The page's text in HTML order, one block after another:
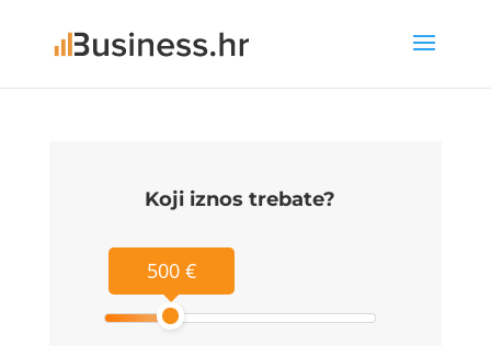
Koji iznos trebate?
500 €